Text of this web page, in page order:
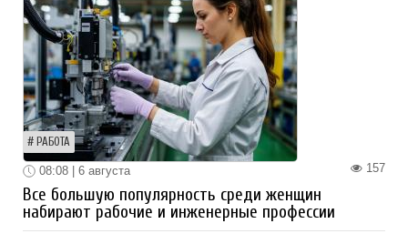
РАБОТА
157
08:08 | 6 августа
Все большую популярность среди женщин
набирают рабочие и инженерные профессии